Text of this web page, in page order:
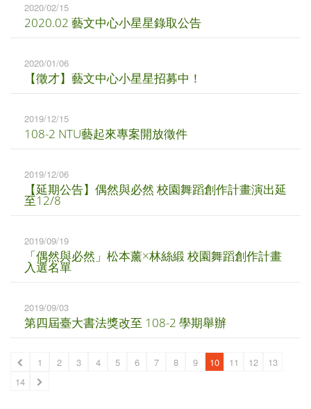
2020/02/15
2020.02 藝文中心小星星錄取公告
2020/01/06
【徵才】藝文中心小星星招募中！
2019/12/15
108-2 NTU藝起來專案開放徵件
2019/12/06
【延期公告】偶然與必然 校園舞蹈創作計畫演出延
至12/8
2019/09/19
「偶然與必然」松本薰×林絲緞 校園舞蹈創作計畫
入選名單
2019/09/03
第四屆臺大書法獎改至 108-2 學期舉辦
1 2 3 4 5 6 7 8 9 10 11 12
13
14